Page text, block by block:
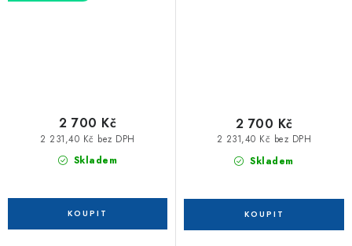
Skladem
2 231,40 Kč bez DPH
2 700 Kč
Skladem
2 231,40 Kč bez DPH
2 700 Kč